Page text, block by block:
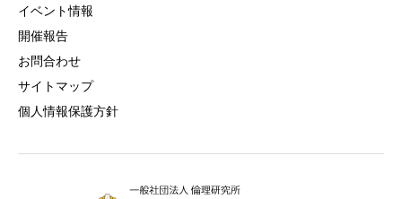
イベント情報
開催報告
お問合わせ
サイトマップ
個人情報保護方針